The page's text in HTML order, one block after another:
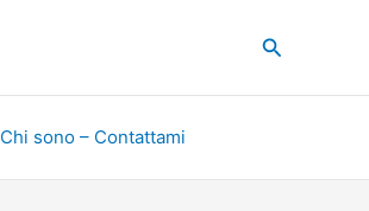
Cerca
Chi sono – Contattami